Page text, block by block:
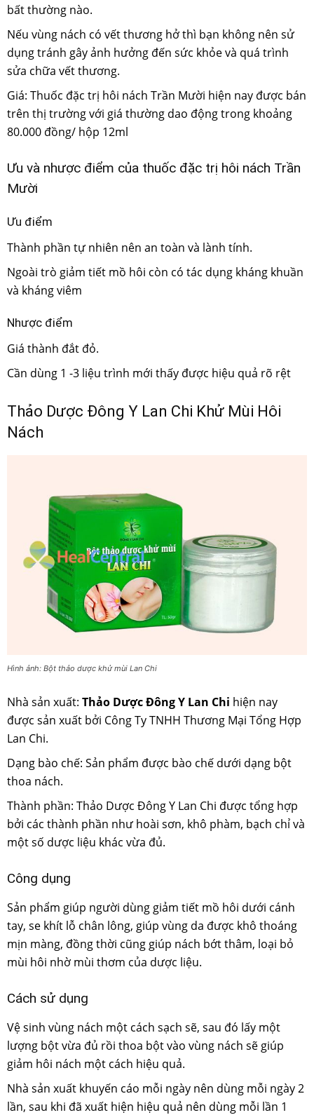
bất thường nào.
Nếu vùng nách có vết thương hở thì bạn không nên sử
dụng tránh gây ảnh hưởng đến sức khỏe và quá trình
sửa chữa vết thương.
Giá: Thuốc đặc trị hôi nách Trần Mười hiện nay được bán
trên thị trường với giá thường dao động trong khoảng
80.000 đồng/ hộp 12ml
Ưu và nhược điểm của thuốc đặc trị hôi nách Trần
Mười
Ưu điểm
Thành phần tự nhiên nên an toàn và lành tính.
Ngoài trò giảm tiết mồ hôi còn có tác dụng kháng khuần
và kháng viêm
Nhược điểm
Giá thành đắt đỏ.
Cần dùng 1 -3 liệu trình mới thấy được hiệu quả rõ rệt
Thảo Dược Đông Y Lan Chi Khử Mùi Hôi
Nách
Hình ảnh: Bột thảo dược khử mùi Lan Chi
Nhà sản xuất: Thảo Dược Đông Y Lan Chi hiện nay
được sản xuất bởi Công Ty TNHH Thương Mại Tổng Hợp
Lan Chi.
Dạng bào chế: Sản phẩm được bào chế dưới dạng bột
thoa nách.
Thành phần: Thảo Dược Đông Y Lan Chi được tổng hợp
bởi các thành phần như hoài sơn, khô phàm, bạch chỉ và
một số dược liệu khác vừa đủ.
Công dụng
Sản phẩm giúp người dùng giảm tiết mồ hôi dưới cánh
tay, se khít lỗ chân lông, giúp vùng da được khô thoáng
mịn màng, đồng thời cũng giúp nách bớt thâm, loại bỏ
mùi hôi nhờ mùi thơm của dược liệu.
Cách sử dụng
Vệ sinh vùng nách một cách sạch sẽ, sau đó lấy một
lượng bột vừa đủ rồi thoa bột vào vùng nách sẽ giúp
giảm hôi nách một cách hiệu quả.
Nhà sản xuất khuyến cáo mỗi ngày nên dùng mỗi ngày 2
lần, sau khi đã xuất hiện hiệu quả nên dùng mỗi lần 1